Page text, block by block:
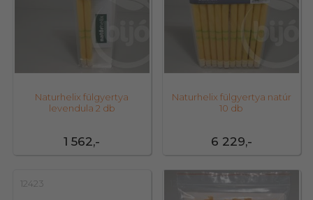
1 562,-
Naturhelix fülgyertya
levendula 2 db
6 229,-
Naturhelix fülgyertya natúr
10 db
12423